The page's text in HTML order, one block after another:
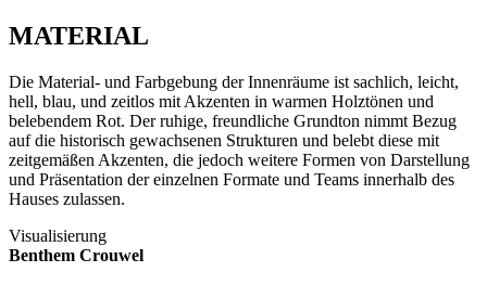
MATERIAL
Die Material- und Farbgebung der Innenräume ist sachlich, leicht,
hell, blau, und zeitlos mit Akzenten in warmen Holztönen und
belebendem Rot. Der ruhige, freundliche Grundton nimmt Bezug
auf die historisch gewachsenen Strukturen und belebt diese mit
zeitgemäßen Akzenten, die jedoch weitere Formen von Darstellung
und Präsentation der einzelnen Formate und Teams innerhalb des
Hauses zulassen.
Visualisierung
Benthem Crouwel